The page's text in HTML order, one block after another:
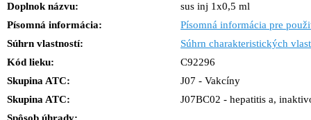
Doplnok názvu:
sus inj 1x0,5 ml
Písomná informácia:
Písomná informácia pre
Súhrn vlastností:
Súhrn charakteristických
Kód lieku:
C92296
Skupina ATC:
J07 - Vakcíny
Skupina ATC:
J07BC02 - hepatitis a,